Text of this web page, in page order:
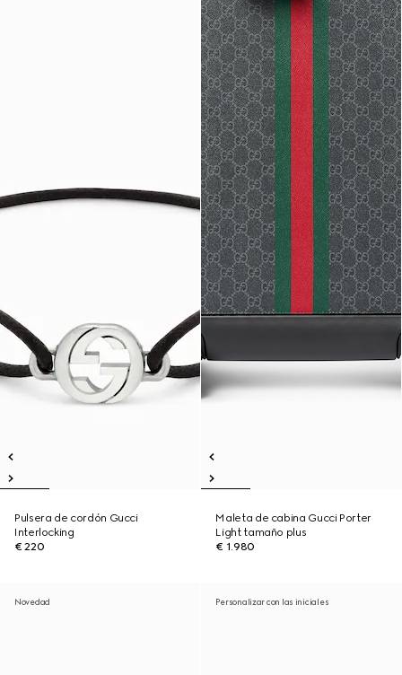
Pulsera de cordón Gucci
Interlocking
€ 220
Maleta de cabina Gucci Porter
Light tamaño plus
€ 1.980
Novedad Personalizar con las iniciales